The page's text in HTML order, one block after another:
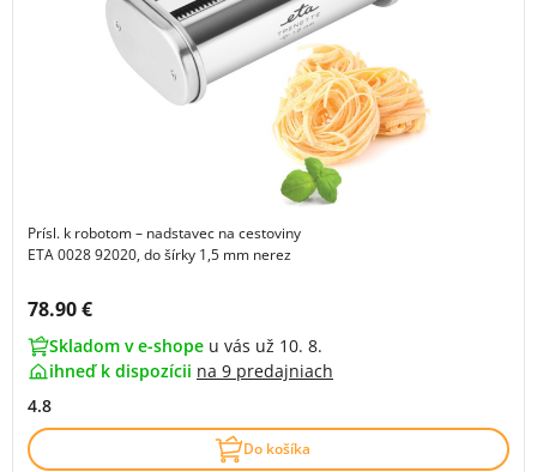
Prísl. k robotom – nadstavec na cestoviny
ETA 0028 92020, do šírky 1,5 mm nerez
Cena s DPH:
78.90 €
Skladom v e-shope u vás už 10. 8.
ihneď k dispozícii na 9 predajniach
4.8
Do košíka